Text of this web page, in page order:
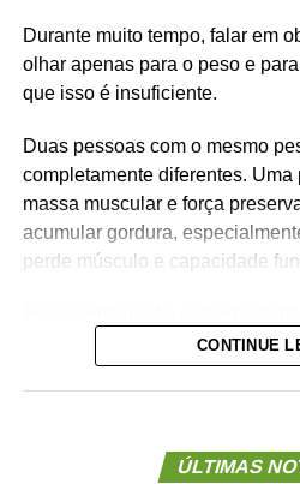
Durante muito tempo, falar em
olhar apenas para o peso e
que isso é insuficiente.
Duas pessoas com o mesmo
completamente diferentes. Uma
massa muscular e força
acumular gordura,
perde músculo e capacidade
Ela reúne dois problemas
muscular. Além de aumentar o
CONTINUE
ÚLTIMAS